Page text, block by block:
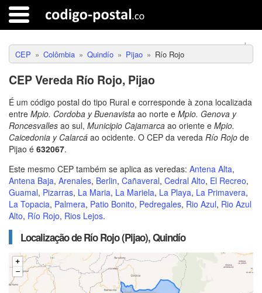
CEP Colômbia Quindío Pijao Río Rojo
CEP Vereda Río Rojo, Pijao
É um código postal do tipo Rural e corresponde à zona localizada
entre Mpio. Cordoba y Buenavista ao norte e Mpio. Genova y
Roncesvalles ao sul, Municipio Cajamarca ao oriente e Mpio.
Caicedonia y Calarcá ao ocidente. O CEP da vereda Río Rojo de
Pijao é 632067.
Este mesmo CEP também se aplica as veredas: Antena Alta,
Antena Baja, Arenales, Berlin, Cañaveral, Cedral Alto, El Recreo,
Guamal, Pizarras, La Maria, La Mariela, La Playa, La Primavera,
La Topacia, Palmera, Patio Bonito, Pedregales, Rio Azul, Rio Azul
Alto, Río Rojo, Rios Lejos.
Localização de Río Rojo (Pijao), Quindío